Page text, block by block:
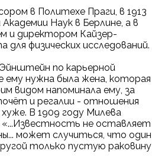
в Политехе Праги, в 1913
Наук в Берлине, а в
и директором Кайзер-
физических исследований.
по карьерной
нужна была жена, которая
видом напоминала ему, за
и регалии - отношения
В 1909 году Милева
не оставляет
может случиться, что один
только пустую раковину